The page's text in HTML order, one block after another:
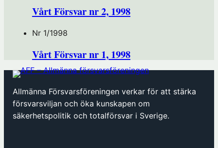
Vårt Försvar nr 2, 1998
Nr 1/1998
Vårt Försvar nr 1, 1998
Allmänna Försvarsföreningen verkar för att stärka
försvarsviljan och öka kunskapen om
säkerhetspolitik och totalförsvar i Sverige.